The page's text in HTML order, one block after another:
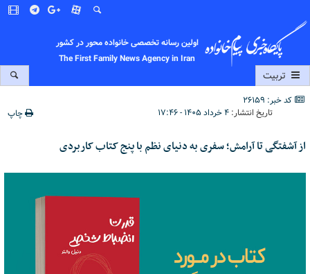
اولین رسانه تخصصی خانواده محور در کشور
The First Family News Agency in Iran
تربیت
کد خبر: 26159
تاریخ انتشار:۴ خرداد ۱۴۰۵ - ۱۷:۴۶ چاپ
از آشفتگی تا آرامش؛ سفری به دنیای نظم با پنج کتاب کاربردی